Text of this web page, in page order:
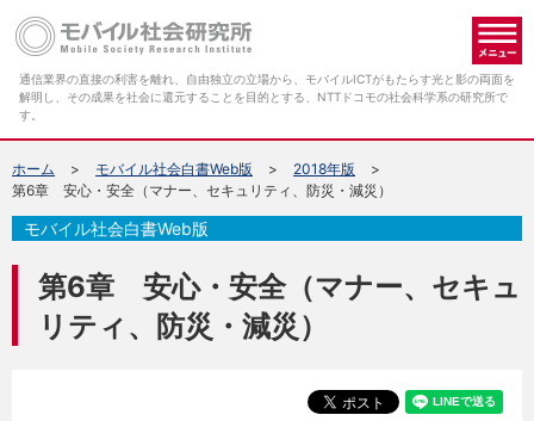
通信業界の直接の利害を離れ、自由独立の立場から、モバイルICTがもたらす光と影の両面を
解明し、その成果を社会に還元することを目的とする、NTTドコモの社会科学系の研究所で
す。
ホーム モバイル社会白書Web版
2018年版
第6章 安心・安全（マナー、セキュリティ、防災・減災）
第6章 安心・安全（マナー、セキュ
リティ、防災・減災）
モバイル社会白書Web版